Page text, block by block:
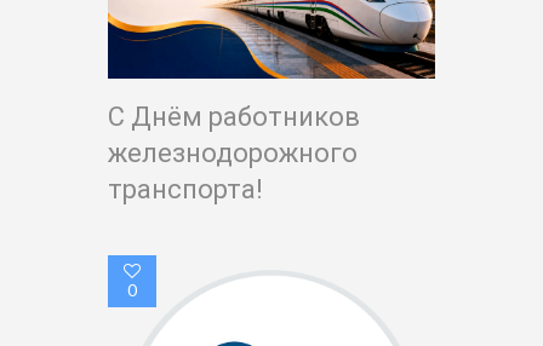
С Днём работников
железнодорожного
транспорта!
0